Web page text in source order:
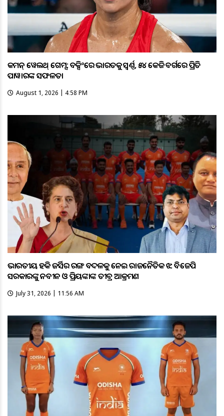
କମନ୍ ୱେଲଥ୍ ଗେମ୍ସ: ବକ୍ସିଂରେ ଭାରତକୁ ସ୍ବର୍ଣ୍ଣ, ୫୪ କେଜି ବର୍ଗରେ ପ୍ରିତି
ପାୱାରଙ୍କ ସଫଳତା
August 1, 2026 | 4:58 PM
ଭାରତୀୟ ହକି ଜର୍ସିର ରଙ୍ଗ ବଦଳକୁ ନେଇ ରାଜନୈତିକ ଝଡ଼: ବିଜେପି
ସରକାରଙ୍କୁ ନବୀନ ଓ ପ୍ରିୟଙ୍କାଙ୍କ ତୀବ୍ର ଆକ୍ରମଣ
July 31, 2026 | 11:56 AM